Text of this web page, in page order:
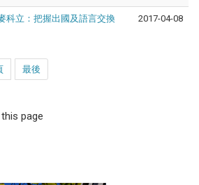
科立：把握出國及語言交換 2017-04-08
最後
page